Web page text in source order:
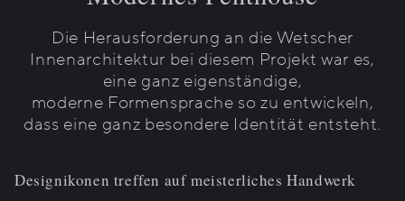
Die Herausforderung an die Wetscher
Innenarchitektur bei diesem Projekt war es,
eine ganz eigenständige,
moderne Formensprache so zu entwickeln,
dass eine ganz besondere Identität entsteht.
Designikonen treffen auf meisterliches Handwerk